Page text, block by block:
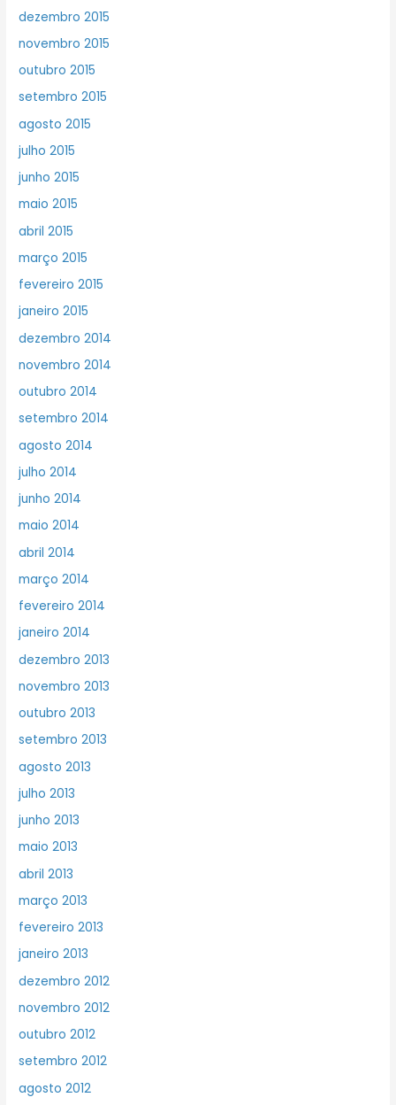
dezembro 2015
novembro 2015
outubro 2015
setembro 2015
agosto 2015
julho 2015
junho 2015
maio 2015
abril 2015
março 2015
fevereiro 2015
janeiro 2015
dezembro 2014
novembro 2014
outubro 2014
setembro 2014
agosto 2014
julho 2014
junho 2014
maio 2014
abril 2014
março 2014
fevereiro 2014
janeiro 2014
dezembro 2013
novembro 2013
outubro 2013
setembro 2013
agosto 2013
julho 2013
junho 2013
maio 2013
abril 2013
março 2013
fevereiro 2013
janeiro 2013
dezembro 2012
novembro 2012
outubro 2012
setembro 2012
agosto 2012